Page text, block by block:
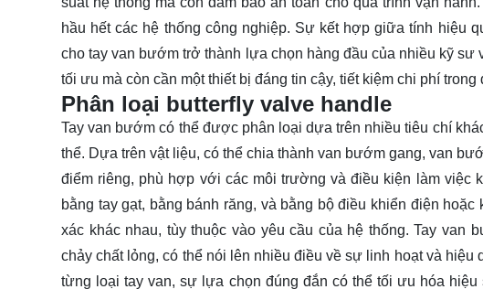
hầu hết các hệ thống công nghiệp. Sự kết hợp giữa tính hiệu
cho tay van bướm trở thành lựa chọn hàng đầu của nhiều kỹ sư
tối ưu mà còn cần một thiết bị đáng tin cậy, tiết kiệm chi phí trong
Phân loại butterfly valve handle
Tay van bướm có thể được phân loại dựa trên nhiều tiêu chí
thể. Dựa trên vật liệu, có thể chia thành van bướm gang, van
điểm riêng, phù hợp với các môi trường và điều kiện làm việc
bằng tay gạt, bằng bánh răng, và bằng bộ điều khiển điện
xác khác nhau, tùy thuộc vào yêu cầu của hệ thống. Tay van
chảy chất lỏng, có thể nói lên nhiều điều về sự linh hoạt và
từng loại tay van, sự lựa chọn đúng đắn có thể tối ưu hóa